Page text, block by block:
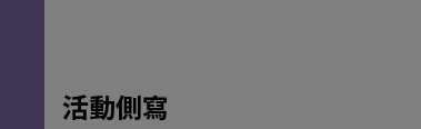
活動側寫